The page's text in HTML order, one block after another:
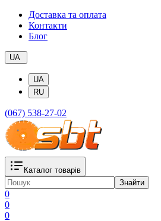
Доставка та оплата
Контакти
Блог
UA
UA
RU
(067) 538-27-02
Каталог товарів
Знайти
0
0
0